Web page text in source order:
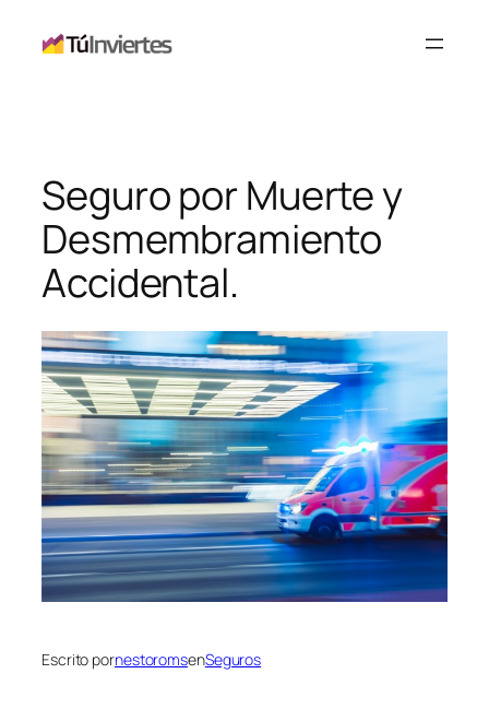
Seguro por Muerte y
Desmembramiento
Accidental.
Escrito pornestoromsenSeguros